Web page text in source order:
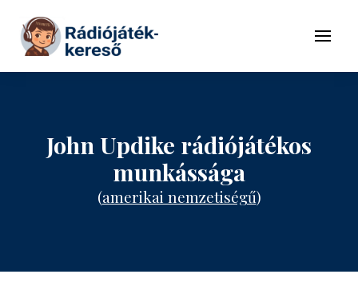
Tovább a tartalomhoz
Menü
John Updike rádiójátékos
munkássága
(amerikai nemzetiségű)